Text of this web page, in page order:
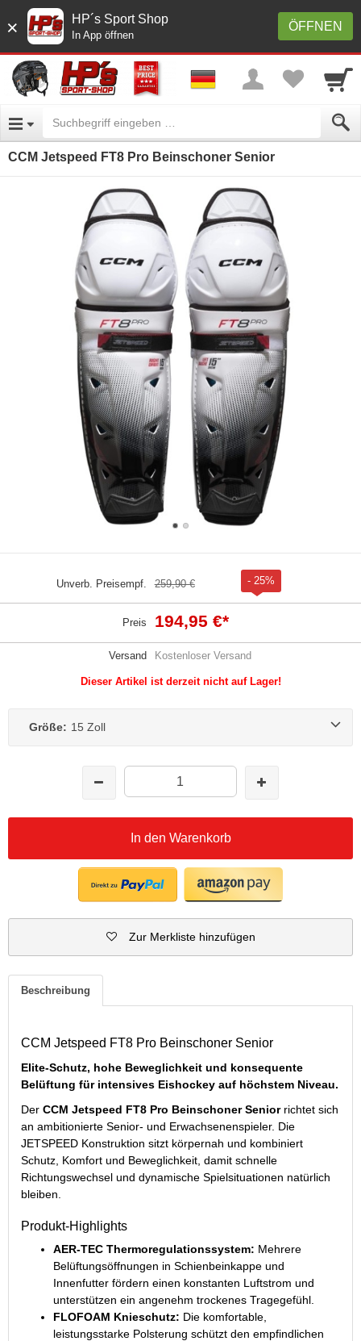
× ÖFFNEN
HP´s Sport Shop
In App öffnen
CCM Jetspeed FT8 Pro Beinschoner Senior
Unverb. Preisempf. 259,90 € - 25%
Preis 194,95 €*
Versand Kostenloser Versand
Dieser Artikel ist derzeit nicht auf Lager!
Größe: 15 Zoll
In den Warenkorb
Zur Merkliste hinzufügen
Beschreibung
CCM Jetspeed FT8 Pro Beinschoner Senior
Elite-Schutz, hohe Beweglichkeit und konsequente
Belüftung für intensives Eishockey auf höchstem Niveau.
Der CCM Jetspeed FT8 Pro Beinschoner Seniorrichtet sich
an ambitionierte Senior- und Erwachsenenspieler. Die
JETSPEED Konstruktion sitzt körpernah und kombiniert
Schutz, Komfort und Beweglichkeit, damit schnelle
Richtungswechsel und dynamische Spielsituationen natürlich
bleiben.
Produkt-Highlights
AER-TEC Thermoregulationssystem: Mehrere
Belüftungsöffnungen in Schienbeinkappe und
Innenfutter fördern einen konstanten Luftstrom und
unterstützen ein angenehm trockenes Tragegefühl.
FLOFOAM Knieschutz: Die komfortable,
leistungsstarke Polsterung schützt den empfindlichen